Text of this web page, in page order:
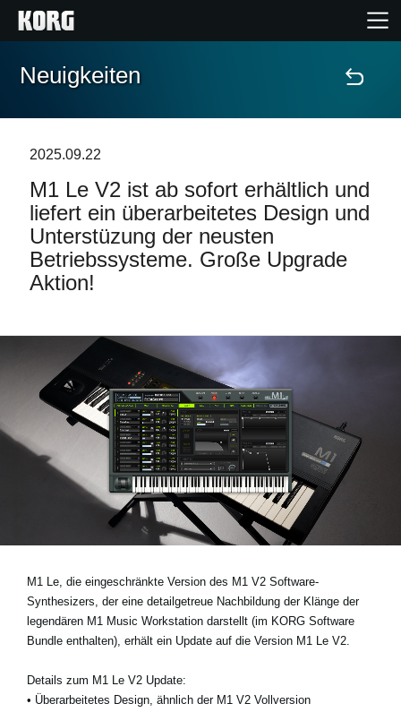
Home
Extras
Events
Support
Händlersuche
Shop
Neuigkeiten
Gebiet / Land
Über KORG
Neuigkeiten
2025.09.22
M1 Le V2 ist ab sofort erhältlich und
liefert ein überarbeitetes Design und
Unterstüzung der neusten
Betriebssysteme. Große Upgrade
Aktion!
M1 Le, die eingeschränkte Version des M1 V2 Software-
Synthesizers, der eine detailgetreue Nachbildung der Klänge der
legendären M1 Music Workstation darstellt (im KORG Software
Bundle enthalten), erhält ein Update auf die Version M1 Le V2.
Details zum M1 Le V2 Update:
• Überarbeitetes Design, ähnlich der M1 V2 Vollversion